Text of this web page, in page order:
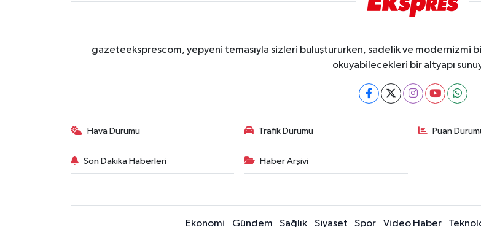
gazeteeksprescom, yepyeni temasıyla sizleri buluştururken, sadelik ve modernizmi
okuyabilecekleri bir altyapı
Hava Durumu Trafik Durumu Puan
Son Dakika Haberleri Haber Arşivi
Ekonomi Gündem Sağlık Siyaset Spor Video Haber